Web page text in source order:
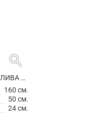
search
ОЛИВКОВОЕ ДЕРЕВО (ОЛИВА ЕВРОПЕЙСКАЯ)
160 см.
50 см.
24 см.